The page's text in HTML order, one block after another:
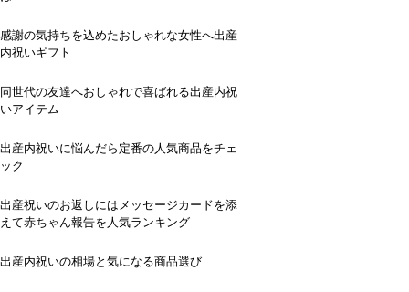
感謝の気持ちを込めたおしゃれな女性へ出産
内祝いギフト
同世代の友達へおしゃれで喜ばれる出産内祝
いアイテム
出産内祝いに悩んだら定番の人気商品をチェ
ック
出産祝いのお返しにはメッセージカードを添
えて赤ちゃん報告を人気ランキング
出産内祝いの相場と気になる商品選び